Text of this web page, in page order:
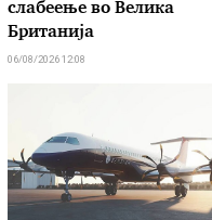
слабеење во Велика
Британија
06/08/2026 12:08